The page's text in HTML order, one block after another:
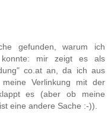
gefunden, warum ich
konnte: mir zeigt es als
co.at an, da ich aus
Verlinkung mit der
es (aber ob meine
eine andere Sache :-)).